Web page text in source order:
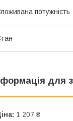
потужність
для
1 207 ₴